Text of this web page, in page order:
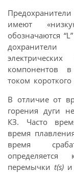
имеют
обозначаются
компонентов
током
В отличие от
горения дуги
КЗ. Часто
время
время
перемычки t(s)